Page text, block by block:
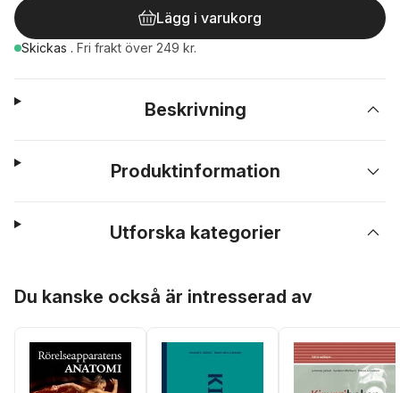
Lägg i varukorg
Skickas . Fri frakt över 249 kr.
Beskrivning
Produktinformation
Utforska kategorier
Du kanske också är intresserad av